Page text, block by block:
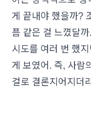
게 끝내야 했을까?
픔 같은 걸 느꼈달
시도를 여러 번 했
게 보였어. 즉, 사람
걸로 결론지어지더